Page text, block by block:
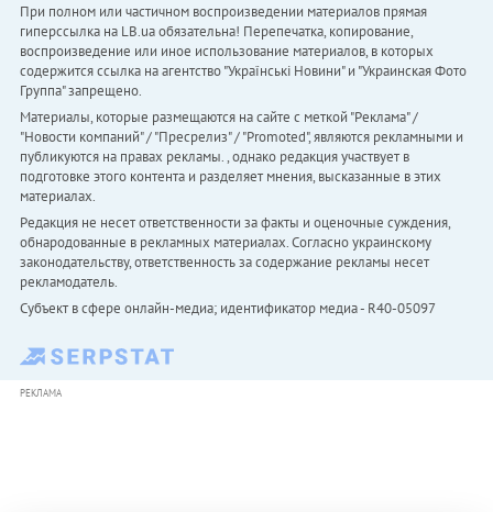
При полном или частичном воспроизведении материалов прямая
гиперссылка на LB.ua обязательна! Перепечатка, копирование,
воспроизведение или иное использование материалов, в которых
содержится ссылка на агентство "Українськi Новини" и "Украинская Фото
Группа" запрещено.
Материалы, которые размещаются на сайте с меткой "Реклама" /
"Новости компаний" / "Пресрелиз" / "Promoted", являются рекламными и
публикуются на правах рекламы. , однако редакция участвует в
подготовке этого контента и разделяет мнения, высказанные в этих
материалах.
Редакция не несет ответственности за факты и оценочные суждения,
обнародованные в рекламных материалах. Согласно украинскому
законодательству, ответственность за содержание рекламы несет
рекламодатель.
Субъект в сфере онлайн-медиа; идентификатор медиа - R40-05097
РЕКЛАМА